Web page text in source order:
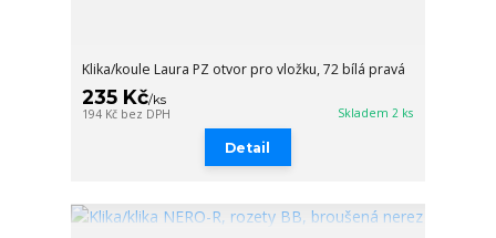
Klika/koule Laura PZ otvor pro vložku, 72 bílá pravá
235 Kč/ks
194 Kč bez DPH Skladem 2 ks
Detail